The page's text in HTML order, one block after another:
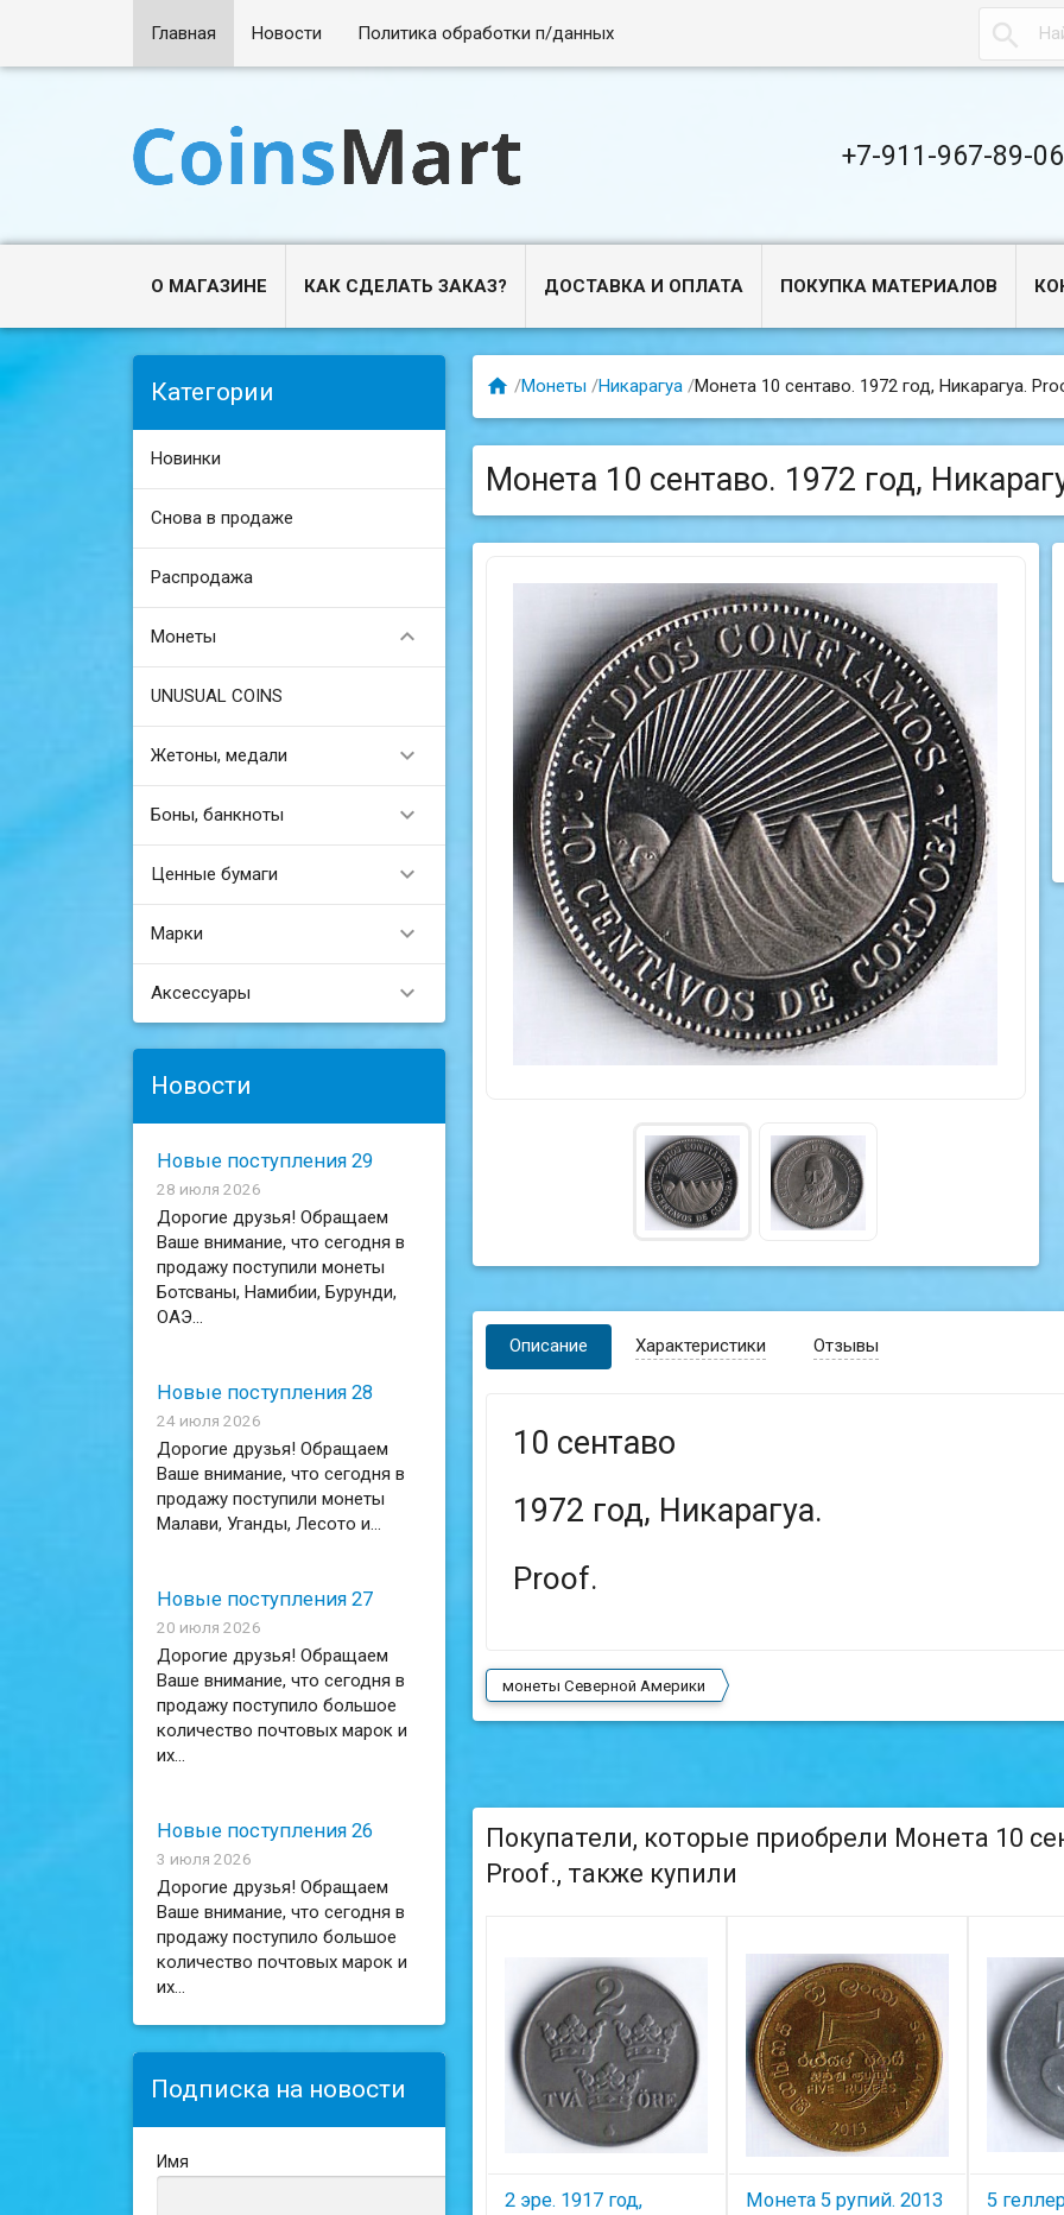
Главная Новости Политика обработки п/данных 
+7-911-967-89-06
О МАГАЗИНЕ КАК СДЕЛАТЬ ЗАКАЗ? ДОСТАВКА И ОПЛАТА ПОКУПКА МАТЕРИАЛОВ
Категории
Новинки
Снова в продаже
Распродажа
Монеты 
UNUSUAL COINS
Жетоны, медали 
Боны, банкноты 
Ценные бумаги 
Марки 
Аксессуары 
Новости
Новые поступления 29
28 июля 2026
Дорогие друзья! Обращаем
Ваше внимание, что сегодня в
продажу поступили монеты
Ботсваны, Намибии, Бурунди,
ОАЭ...
Новые поступления 28
24 июля 2026
Дорогие друзья! Обращаем
Ваше внимание, что сегодня в
продажу поступили монеты
Малави, Уганды, Лесото и...
Новые поступления 27
20 июля 2026
Дорогие друзья! Обращаем
Ваше внимание, что сегодня в
продажу поступило большое
количество почтовых марок и
их...
Новые поступления 26
3 июля 2026
Дорогие друзья! Обращаем
Ваше внимание, что сегодня в
продажу поступило большое
количество почтовых марок и
их...
Подписка на новости
Имя
 /Монеты /Никарагуа /Монета 10 сентаво. 1972 год, Никарагуа.
Монета 10 сентаво. 1972 год,
Описание Характеристики Отзывы
10 сентаво
1972 год, Никарагуа.
Proof.
монеты Северной Америки
Покупатели, которые приобрели Монета 10
Proof., также купили
2 эре. 1917 год,
Монета 5 рупий. 2013
5